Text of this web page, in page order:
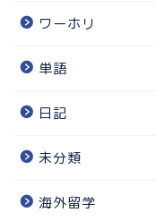
ワーホリ
単語
日記
未分類
海外留学